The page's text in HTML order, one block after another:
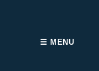
☰ MENU